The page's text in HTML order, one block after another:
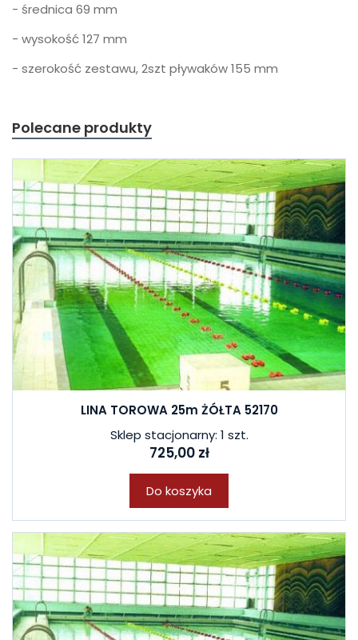
- średnica 69 mm
- wysokość 127 mm
- szerokość zestawu, 2szt pływaków 155 mm
Polecane produkty
LINA TOROWA 25m ŻÓŁTA 52170
Sklep stacjonarny: 1 szt.
725,00 zł
Do koszyka